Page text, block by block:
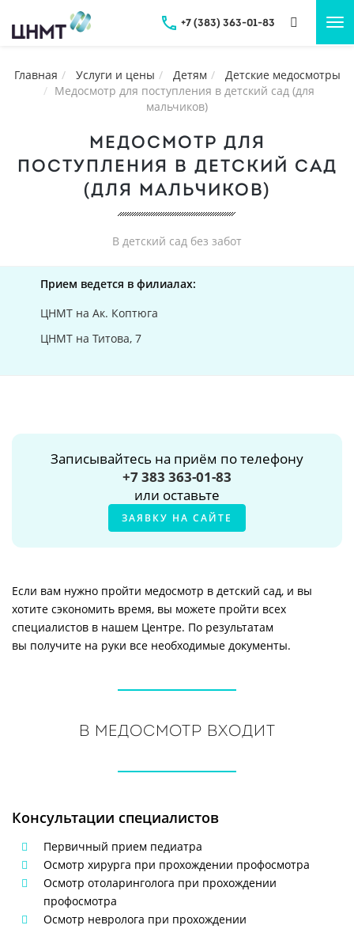
+7 (383) 363-01-83
Главная Услуги и цены Детям
Детские медосмотры
Медосмотр для поступления в детский сад (для
мальчиков)
МЕДОСМОТР ДЛЯ
ПОСТУПЛЕНИЯ В ДЕТСКИЙ САД
(ДЛЯ МАЛЬЧИКОВ)
В детский сад без забот
Прием ведется в филиалах:
ЦНМТ на Ак. Коптюга
ЦНМТ на Титова, 7
Записывайтесь на приём по телефону
+7 383 363-01-83
или оставьте
ЗАЯВКУ НА САЙТЕ
Если вам нужно пройти медосмотр в детский сад, и вы
хотите сэкономить время, вы можете пройти всех
специалистов в нашем Центре. По результатам
вы получите на руки все необходимые документы.
В медосмотр входит
Консультации специалистов
Первичный прием педиатра
Осмотр хирурга при прохождении профосмотра
Осмотр отоларинголога при прохождении
профосмотра
Осмотр невролога при прохождении